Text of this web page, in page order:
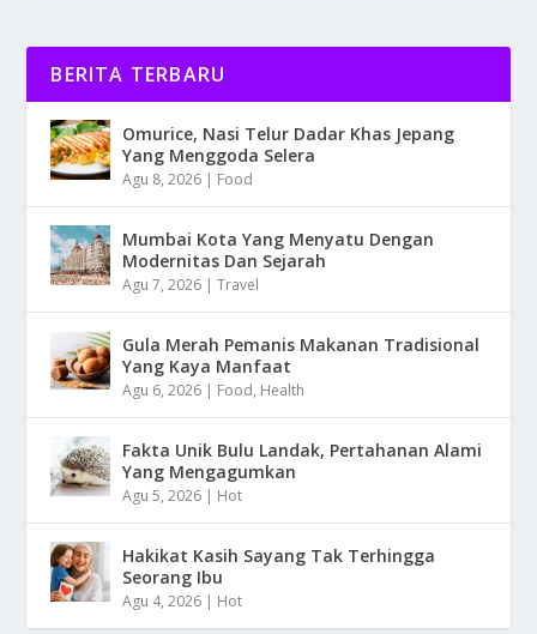
BERITA TERBARU
Omurice, Nasi Telur Dadar Khas Jepang
Yang Menggoda Selera
Agu 8, 2026 | Food
Mumbai Kota Yang Menyatu Dengan
Modernitas Dan Sejarah
Agu 7, 2026 |Travel
Gula Merah Pemanis Makanan Tradisional
Yang Kaya Manfaat
Agu 6, 2026 | Food, Health
Fakta Unik Bulu Landak, Pertahanan Alami
Yang Mengagumkan
Agu 5, 2026 | Hot
Hakikat Kasih Sayang Tak Terhingga
Seorang Ibu
Agu 4, 2026 | Hot